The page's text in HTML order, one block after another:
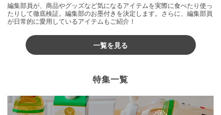
編集部員が、商品やグッズなど気になるアイテムを実際に食べたり使っ
たりして徹底検証。編集部のお墨付きを決定します。さらに、編集部員
が日常的に愛用しているアイテムもご紹介！
一覧を見る
特集一覧